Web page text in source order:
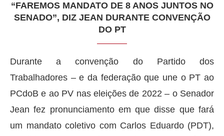
“FAREMOS MANDATO DE 8 ANOS JUNTOS NO
SENADO”, DIZ JEAN DURANTE CONVENÇÃO
DO PT
Durante a convenção do Partido dos
Trabalhadores – e da federação que une o PT ao
PCdoB e ao PV nas eleições de 2022 – o Senador
Jean fez pronunciamento em que disse que fará
um mandato coletivo com Carlos Eduardo (PDT),